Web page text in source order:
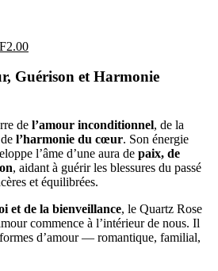
2.00
Guérison et Harmonie
de l’amour inconditionnel, de la
l’harmonie du cœur. Son énergie
l’âme d’une aura de paix, de
, aidant à guérir les blessures du passé
et équilibrées.
et de la bienveillance, le Quartz Rose
commence à l’intérieur de nous. Il
d’amour — romantique, familial,